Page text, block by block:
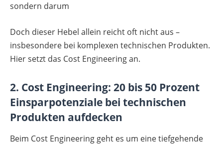
sondern darum
Doch dieser Hebel allein reicht oft nicht aus –
insbesondere bei komplexen technischen Produkten.
Hier setzt das Cost Engineering an.
2. Cost Engineering: 20 bis 50 Prozent
Einsparpotenziale bei technischen
Produkten aufdecken
Beim Cost Engineering geht es um eine tiefgehende